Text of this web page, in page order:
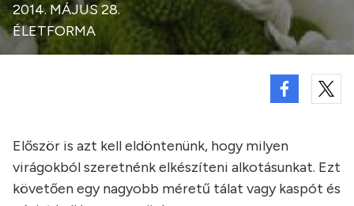
2014. MÁJUS 28.
ÉLETFORMA
Először is azt kell eldöntenünk, hogy milyen
virágokból szeretnénk elkészíteni alkotásunkat. Ezt
követően egy nagyobb méretű tálat vagy kaspót és